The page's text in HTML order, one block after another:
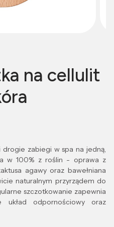
na cellulit
zabiegi w spa na jedną,
w 100% z roślin - oprawa z
agawy oraz bawełniana
naturalnym przyrządem do
szczotkowanie zapewnia
układ odpornościowy oraz